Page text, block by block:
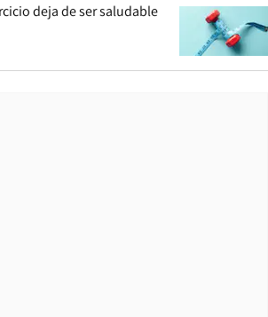
deja de ser saludable